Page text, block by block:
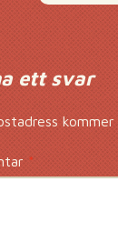
ett svar
kommer
*